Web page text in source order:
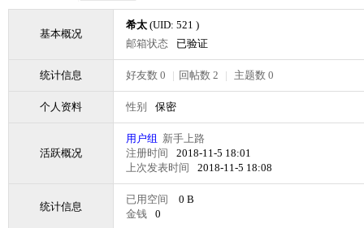
基本概况
希太 (UID: 521 )
邮箱状态
已验证
统计信息 好友数 0 | 回帖数 2 | 主题数 0
个人资料 性别 保密
活跃概况
用户组 新手上路
注册时间
2018-11-5 18:01
上次发表时间
2018-11-5 18:08
统计信息
已用空间
0 B
金钱
0